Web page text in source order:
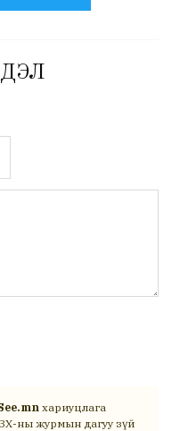
хариуцлага
ны журмын дагуу зүй